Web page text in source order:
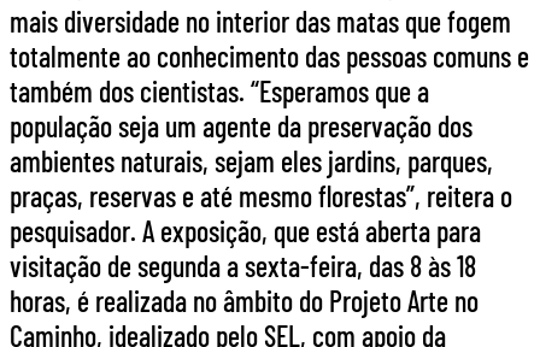
mais diversidade no interior das matas que fogem
totalmente ao conhecimento das pessoas comuns e
também dos cientistas. “Esperamos que a
população seja um agente da preservação dos
ambientes naturais, sejam eles jardins, parques,
praças, reservas e até mesmo florestas”, reitera o
pesquisador. A exposição, que está aberta para
visitação de segunda a sexta-feira, das 8 às 18
horas, é realizada no âmbito do Projeto Arte no
Caminho, idealizado pelo SEL, com apoio da